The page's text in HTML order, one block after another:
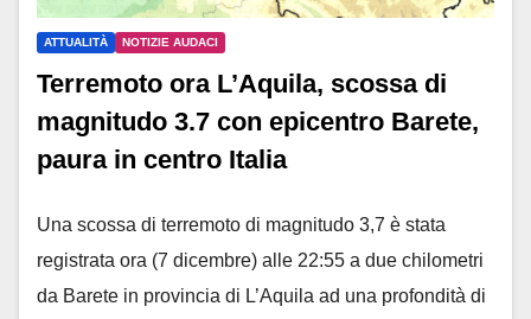
ATTUALITÀ NOTIZIE AUDACI
Terremoto ora L’Aquila, scossa di
magnitudo 3.7 con epicentro Barete,
paura in centro Italia
Una scossa di terremoto di magnitudo 3,7 è stata
registrata ora (7 dicembre) alle 22:55 a due chilometri
da Barete in provincia di L’Aquila ad una profondità di